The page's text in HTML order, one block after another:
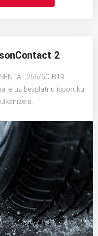
2
255/50 R19
je uz besplatnu isporuku